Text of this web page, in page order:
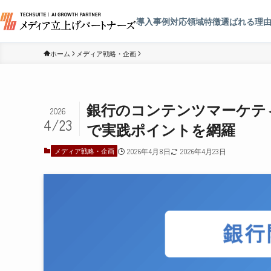
導入事例対応領域特徴選ばれる理由
ホーム メディア戦略・企画
銀行のコンテンツマーケ
で実践ポイントを網羅
2026
4/23
メディア戦略・企画 2026年4月8日 2026年4月23日